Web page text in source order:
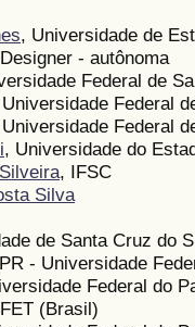
, Universidade de
- autônoma
Federal de
Federal
Federal
, Universidade do
, IFSC
Silva
de Santa Cruz do
- Universidade
Federal do
(Brasil)